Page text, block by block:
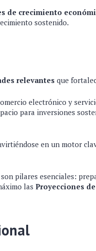
de crecimiento
sostenido.
relevantes que
electrónico y
para inversiones
en un motor
pilares esenciales:
las Proyecciones